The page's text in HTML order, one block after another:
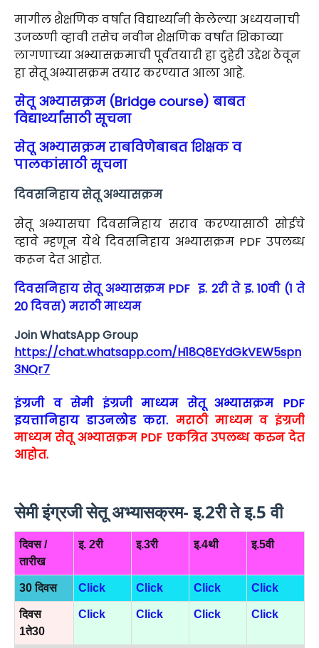
मागील शैक्षणिक वर्षात विद्यार्थ्यांनी केलेल्या अध्ययनाची
उजळणी व्हावी तसेच नवीन शैक्षणिक वर्षात शिकाव्या
लागणाच्या अभ्यासक्रमाची पूर्वतयारी हा दुहेरी उद्देश ठेवून
हा सेतू अभ्यासक्रम तयार करण्यात आला आहे.
सेतू अभ्यासक्रम (Bridge course) बाबत
विद्यार्थ्यांसाठी सूचना
सेतू अभ्यासक्रम राबविणेबाबत शिक्षक व
पालकांसाठी सूचना
दिवसनिहाय सेतू अभ्यासक्रम
सेतू अभ्यासचा दिवसनिहाय सराव करण्यासाठी सोईचे
व्हावे म्हणून येथे दिवसनिहाय अभ्यासक्रम PDF उपलब्ध
करून देत आहोत.
दिवसनिहाय सेतू अभ्यासक्रम PDF इ. 2री ते इ. 10वी (1 ते
20 दिवस) मराठी माध्यम
Join WhatsApp Group
https://chat.whatsapp.com/H18Q8EYdGkVEW5spn
3NQr7
इंग्रजी व सेमी इंग्रजी माध्यम सेतू अभ्यासक्रम PDF
इयत्तानिहाय डाउनलोड करा. मराठी माध्यम व इंग्रजी
माध्यम सेतू अभ्यासक्रम PDF एकत्रित उपलब्ध करुन देत
आहोत.
सेमी इंग्रजी सेतू अभ्यासक्रम- इ.2री ते इ.5 वी
दिवस /
तारीख
इ. 2री इ.3री इ.4थी इ.5वी
30 दिवस Click Click Click Click
दिवस
1ते30
Click Click Click Click